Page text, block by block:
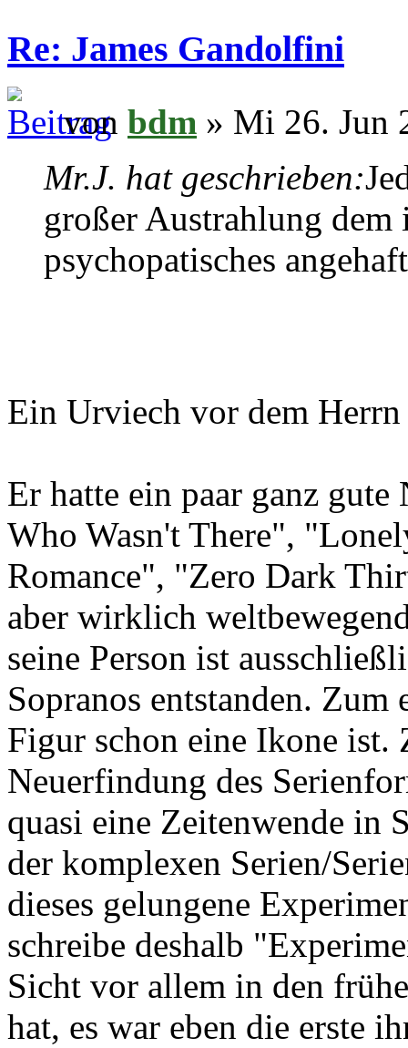
Re: James Gandolfini
von bdm » Mi 26. Jun
Mr.J. hat geschrieben:
großer Austrahlung
psychopatisches
Ein Urviech vor dem
Er hatte ein paar ganz
Who Wasn't There",
Romance", "Zero Dark
aber wirklich
seine Person ist
Sopranos entstanden.
Figur schon eine Ikone ist.
Neuerfindung des
quasi eine Zeitenwende in
der komplexen Serien/
dieses gelungene
schreibe deshalb
Sicht vor allem in den
hat, es war eben die erste